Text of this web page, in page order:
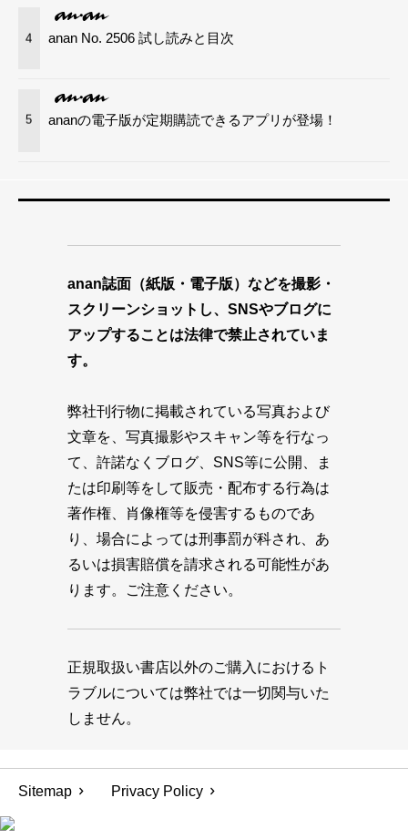
4 anan No. 2506 試し読みと目次
5 ananの電子版が定期購読できるアプリが登場！
anan誌面（紙版・電子版）などを撮影・
スクリーンショットし、SNSやブログに
アップすることは法律で禁止されていま
す。
弊社刊行物に掲載されている写真および
文章を、写真撮影やスキャン等を行なっ
て、許諾なくブログ、SNS等に公開、ま
たは印刷等をして販売・配布する行為は
著作権、肖像権等を侵害するものであ
り、場合によっては刑事罰が科され、あ
るいは損害賠償を請求される可能性があ
ります。ご注意ください。
正規取扱い書店以外のご購入におけるト
ラブルについては弊社では一切関与いた
しません。
Sitemap Privacy Policy